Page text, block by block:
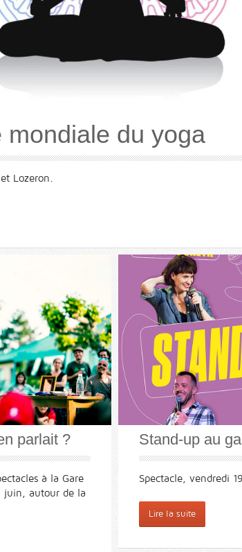
mondiale du yoga
Lozeron.
parlait ?
à la Gare
juin, autour de la
Stand-up au
Spectacle, vendredi
Lire la suite